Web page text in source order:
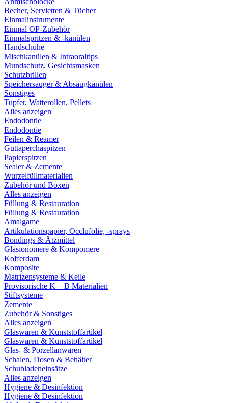
Becher, Servietten & Tücher
Einmalinstrumente
Einmal OP-Zubehör
Einmalspritzen & -kanülen
Handschuhe
Mischkanülen & Intraoraltips
Mundschutz, Gesichtsmasken
Schutzbrillen
Speichersauger & Absaugkanülen
Sonstiges
Tupfer, Watterollen, Pellets
Alles anzeigen
Endodontie
Endodontie
Feilen & Reamer
Guttaperchaspitzen
Papierspitzen
Sealer & Zemente
Wurzelfüllmaterialien
Zubehör und Boxen
Alles anzeigen
Füllung & Restauration
Füllung & Restauration
Amalgame
Artikulationspapier, Occlufolie, -sprays
Bondings & Ätzmittel
Glasionomere & Kompomere
Kofferdam
Komposite
Matrizensysteme & Keile
Provisorische K + B Materialien
Stiftsysteme
Zemente
Zubehör & Sonstiges
Alles anzeigen
Glaswaren & Kunststoffartikel
Glaswaren & Kunststoffartikel
Glas- & Porzellanwaren
Schalen, Dosen & Behälter
Schubladeneinsätze
Alles anzeigen
Hygiene & Desinfektion
Hygiene & Desinfektion